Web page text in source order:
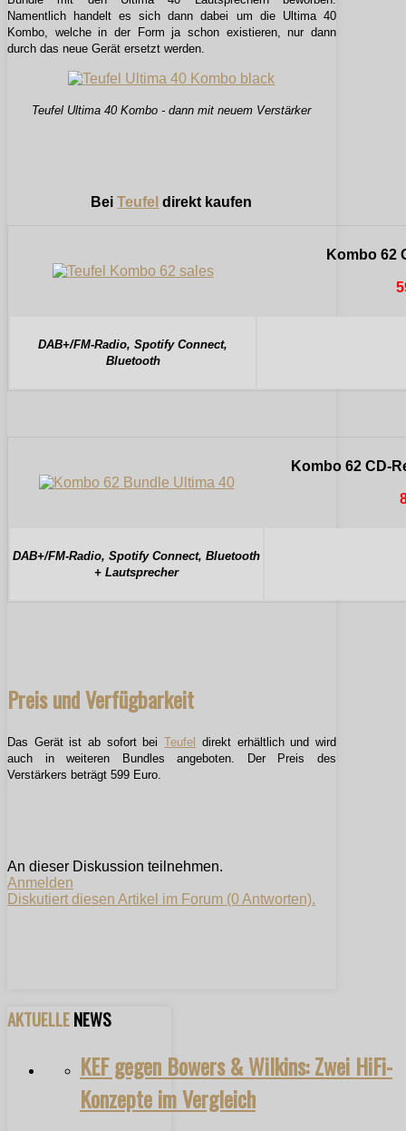
Namentlich handelt es sich dann dabei um die Ultima 40
Kombo, welche in der Form ja schon existieren, nur dann
durch das neue Gerät ersetzt werden.
Teufel Ultima 40 Kombo - dann mit neuem Verstärker
BeiTeufel direkt kaufen
Kombo 62
DAB+/FM-Radio, Spotify Connect,
Bluetooth
Kombo 62 CD-
DAB+/FM-Radio, Spotify Connect, Bluetooth
+ Lautsprecher
Preis und Verfügbarkeit
Das Gerät ist ab sofort beiTeufel
direkt erhältlich und wird
auch in weiteren Bundles angeboten. Der Preis des
Verstärkers beträgt 599 Euro.
An dieser Diskussion teilnehmen.
Anmelden
Diskutiert diesen Artikel im Forum (0 Antworten).
AKTUELLENEWS
KEF gegen Bowers & Wilkins: Zwei HiFi-
Konzepte im Vergleich